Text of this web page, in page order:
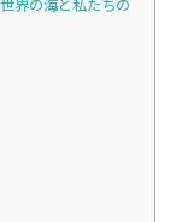
界の海と私たちの